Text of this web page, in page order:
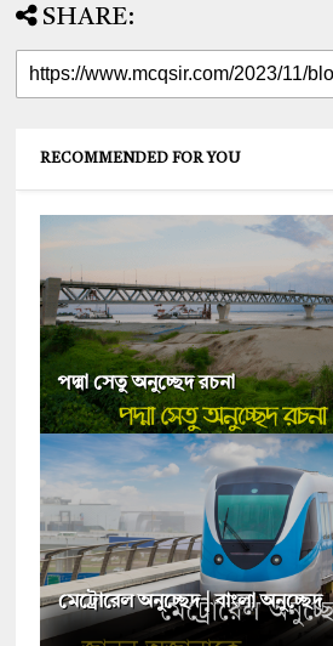
SHARE:
RECOMMENDED FOR YOU
পদ্মা সেতু অনুচ্ছেদ রচনা
মেট্রোরেল অনুচ্ছেদ | বাংলা অনুচ্ছেদ